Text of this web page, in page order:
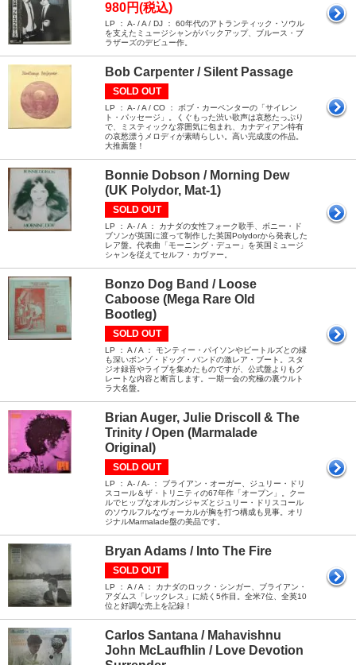
980円(税込)
LP ： A- / A / DJ ： 60年代のアトランティック・ソウル
を支えたミュージシャンがバックアップ、ブルース・ブ
ラザーズのデビュー作。
Bob Carpenter / Silent Passage
SOLD OUT
LP ： A- / A / CO ： ボブ・カーペンターの「サイレン
ト・パッセージ」。くぐもった渋い歌声は哀愁たっぷり
で、ミスティックな雰囲気に包まれ、カナディアン特有
の哀愁漂うメロディが素晴らしい。高い完成度の作品。
大推薦盤！
Bonnie Dobson / Morning Dew
(UK Polydor, Mat-1)
SOLD OUT
LP ： A- / A ： カナダの女性フォーク歌手、ボニー・ド
ブソンが英国に渡って制作した英国Polydorから発表した
レア盤。代表曲「モーニング・デュー」を英国ミュージ
シャンを従えてセルフ・カヴァー。
Bonzo Dog Band / Loose
Caboose (Mega Rare Old
Bootleg)
SOLD OUT
LP ： A / A ： モンティー・パイソンやビートルズとの縁
も深いボンゾ・ドッグ・バンドの激レア・ブート。スタ
ジオ録音やライブを集めたものですが、公式盤よりもグ
レートな内容と断言します。一期一会の究極の裏ウルト
ラ大名盤。
Brian Auger, Julie Driscoll & The
Trinity / Open (Marmalade
Original)
SOLD OUT
LP ： A- / A- ： ブライアン・オーガー、ジュリー・ドリ
スコール＆ザ・トリニティの67年作「オープン」。クー
ルでヒップなオルガンジャズとジュリー・ドリスコール
のソウルフルなヴォーカルが胸を打つ構成も見事。オリ
ジナルMarmalade盤の美品です。
Bryan Adams / Into The Fire
SOLD OUT
LP ： A / A ： カナダのロック・シンガー、ブライアン・
アダムス「レックレス」に続く5作目。全米7位、全英10
位と好調な売上を記録！
Carlos Santana / Mahavishnu
John McLaufhlin / Love Devotion